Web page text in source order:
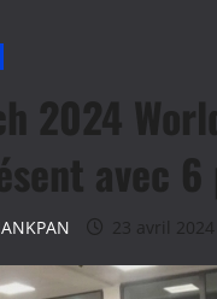
2024
avec 6
23 avril 2024